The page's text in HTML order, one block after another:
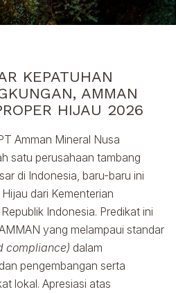
KEPATUHAN
AMMAN
HIJAU 2026
Amman Mineral Nusa
satu perusahaan tambang
di Indonesia, baru-baru ini
dari Kementerian
Indonesia. Predikat ini
yang melampaui standar
compliance) dalam
pengembangan serta
lokal. Apresiasi atas